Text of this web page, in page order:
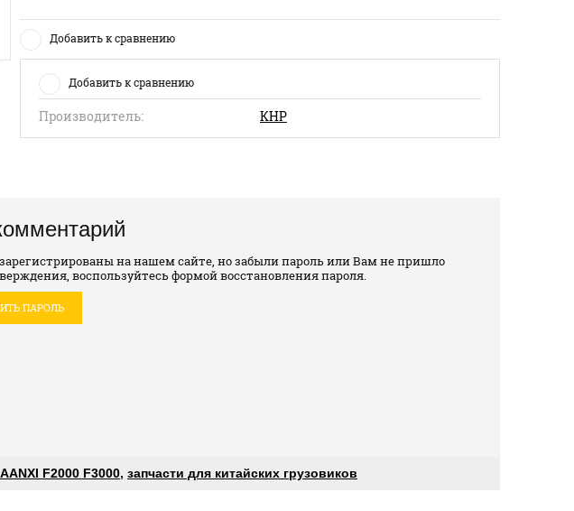
Добавить к сравнению
Добавить к сравнению
Производитель: КНР
на нашем сайте, но забыли пароль или Вам не пришло
воспользуйтесь формой восстановления пароля.
ПАРОЛЬ
F2000 F3000, запчасти для китайских грузовиков